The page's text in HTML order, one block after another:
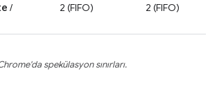
/ 2 (FIFO) 2 (FIFO)
spekülasyon sınırları.